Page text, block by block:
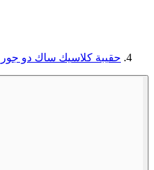
حقيبة كلاسيك ساك دو جور